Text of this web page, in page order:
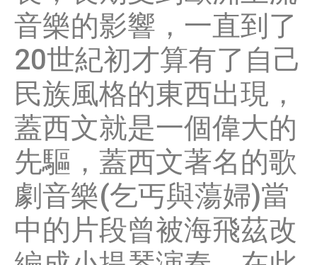
音樂的影響，一直到了
20世紀初才算有了自己
民族風格的東西出現，
蓋西文就是一個偉大的
先驅，蓋西文著名的歌
劇音樂(乞丐與蕩婦)當
中的片段曾被海飛茲改